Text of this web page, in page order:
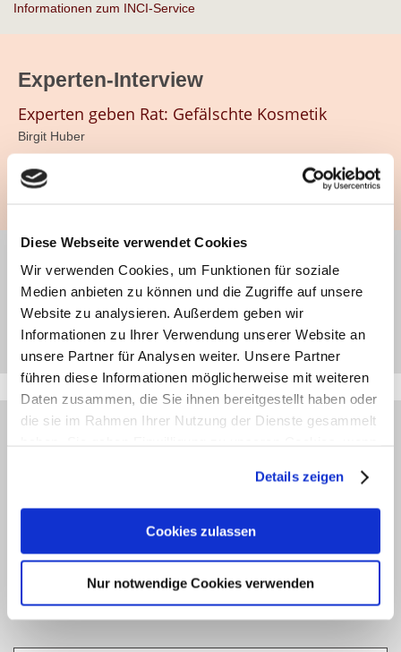
Diese Webseite verwendet Cookies
Wir verwenden Cookies, um Funktionen für soziale
Medien anbieten zu können und die Zugriffe auf unsere
Website zu analysieren. Außerdem geben wir
Informationen zu Ihrer Verwendung unserer Website an
unsere Partner für Analysen weiter. Unsere Partner
führen diese Informationen möglicherweise mit weiteren
Daten zusammen, die Sie ihnen bereitgestellt haben oder
die sie im Rahmen Ihrer Nutzung der Dienste gesammelt
Erfahren Sie in unsererDatenschutzerklärungmehr
darüber, wer wir sind, wie Sie uns kontaktieren können
und wie wir personenbezogene Daten verarbeiten.
Sie können Ihre Einwilligung jederzeit von derCookie-
Details zeigen
Cookies zulassen
Nur notwendige Cookies verwenden
Informationen zum INCI-Service
Experten-Interview
Experten geben Rat: Gefälschte Kosmetik
Birgit Huber
haut.de-Newsletter anmelden
Jetzt abonnieren
Möchten Sie gerne 14-tägig über Aktuelles und
Wissenswertes zu Haut, Haar und Körperpflege
informiert werden? Dann abonnieren Sie bitte mit
einem Klick unseren kostenfreien haut.de-Newsletter.
Vielen Dank für Ihr Interesse.